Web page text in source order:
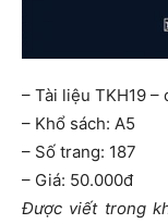
– Tài liệu TKH19 –
– Khổ sách: A5
– Số trang: 187
– Giá: 50.000đ
Được viết trong